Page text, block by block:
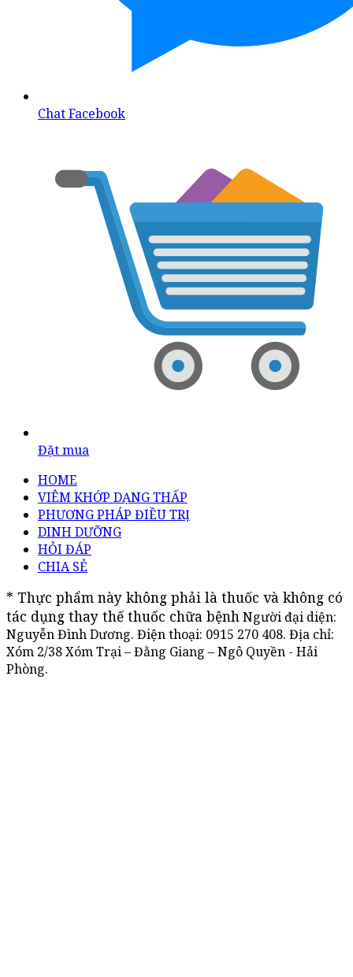
Chat Facebook
Đặt mua
HOME
VIÊM KHỚP DẠNG THẤP
PHƯƠNG PHÁP ĐIỀU TRỊ
DINH DƯỠNG
HỎI ĐÁP
CHIA SẺ
* Thực phẩm này không phải là thuốc và không có
tác dụng thay thế thuốc chữa bệnh Người đại diện:
Nguyễn Đình Dương. Điện thoại: 0915 270 408. Địa chỉ:
Xóm 2/38 Xóm Trại – Đằng Giang – Ngô Quyền - Hải
Phòng.